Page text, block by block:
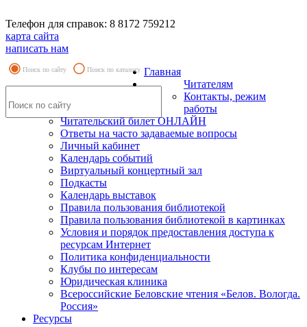
Телефон для справок: 8 8172 759212
карта сайта
написать нам
Поиск по сайту Поиск по каталогу Главная
Читателям
Контакты, режим
работы
Читательский билет ОНЛАЙН
Ответы на часто задаваемые вопросы
Личный кабинет
Календарь событий
Виртуальный концертный зал
Подкасты
Календарь выставок
Правила пользования библиотекой
Правила пользования библиотекой в картинках
Условия и порядок предоставления доступа к
ресурсам Интернет
Политика конфиденциальности
Клубы по интересам
Юридическая клиника
Всероссийские Беловские чтения «Белов. Вологда.
Россия»
Ресурсы